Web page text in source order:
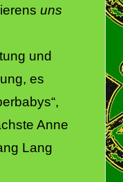
uns
und
es
Anne
Lang